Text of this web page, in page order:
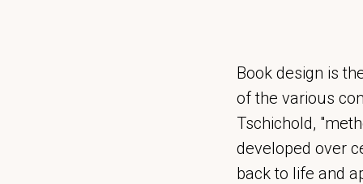
Book design is
of the various
Tschichold,
developed over
back to life and